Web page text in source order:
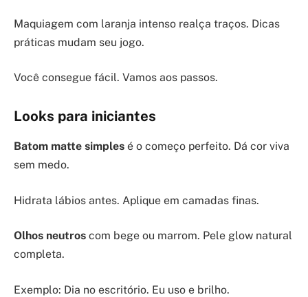
Maquiagem com laranja intenso realça traços. Dicas
práticas mudam seu jogo.
Você consegue fácil. Vamos aos passos.
Looks para iniciantes
Batom matte simples é o começo perfeito. Dá cor viva
sem medo.
Hidrata lábios antes. Aplique em camadas finas.
Olhos neutros com bege ou marrom. Pele glow natural
completa.
Exemplo: Dia no escritório. Eu uso e brilho.